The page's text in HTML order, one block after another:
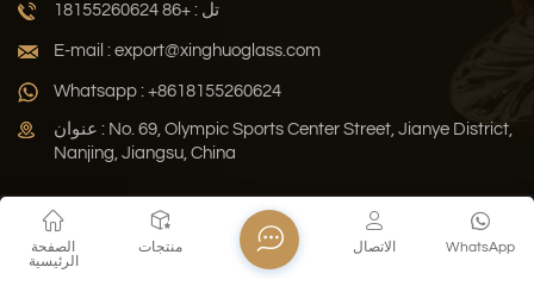
تل : +86 18155260624
E-mail : export@xinghuoglass.com
Whatsapp : +8618155260624
عنوان : No. 69, Olympic Sports Center Street, Jianye District,
Nanjing, Jiangsu, China
Xml سياسة الخصوصية المدونة
خريطة الموقع
حقوق النشر © 2026 Jiangsu Xinghuo Technology Co., Ltd. جميع
الصفحة
الرئيسية
منتجات WhatsApp الاتصال